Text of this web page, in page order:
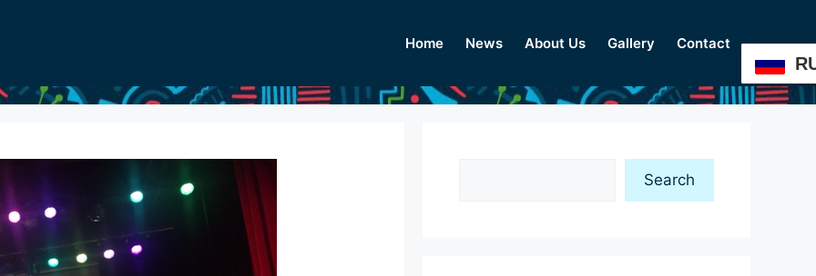
Home News About Us Gallery Contact
Search